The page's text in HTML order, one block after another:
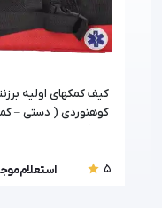
کیف کمکهای اولیه
کوهنوردی ( دستی –
5 استعلام